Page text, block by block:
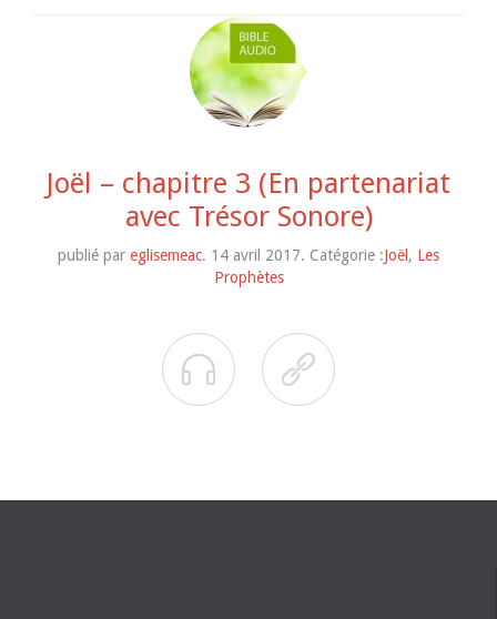
Joël – chapitre 3 (En partenariat
avec Trésor Sonore)
publié par eglisemeac. 14 avril 2017. Catégorie :Joël , Les
Prophètes
 